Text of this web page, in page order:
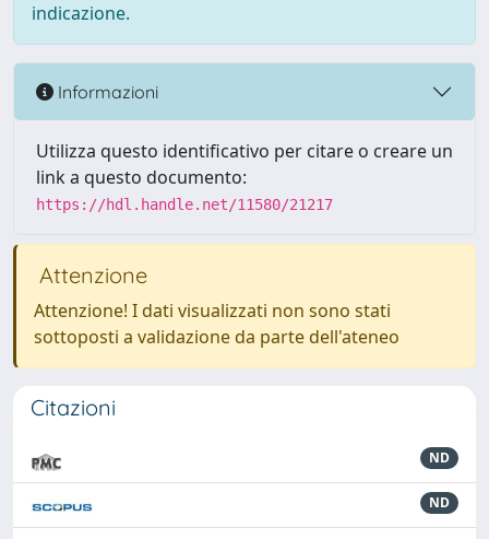
indicazione.
Informazioni
Utilizza questo identificativo per citare o creare un
link a questo documento:
https://hdl.handle.net/11580/21217
Attenzione
Attenzione! I dati visualizzati non sono stati
sottoposti a validazione da parte dell'ateneo
Citazioni
ND
ND